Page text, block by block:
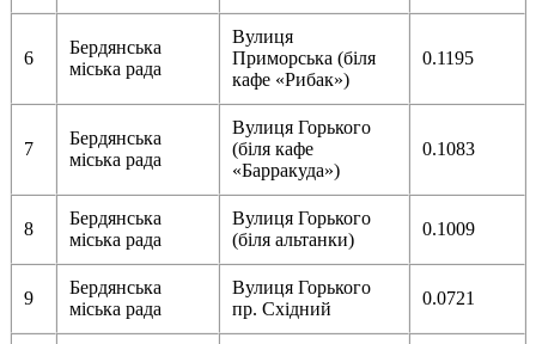
6
Бердянська
міська рада
Вулиця
Приморська (біля
кафе «Рибак»)
0.1195
7
Бердянська
міська рада
Вулиця Горького
(біля кафе
«Барракуда»)
0.1083
8
Бердянська
міська рада
Вулиця Горького
(біля альтанки)
0.1009
9
Бердянська
міська рада
Вулиця Горького
пр. Східний
0.0721